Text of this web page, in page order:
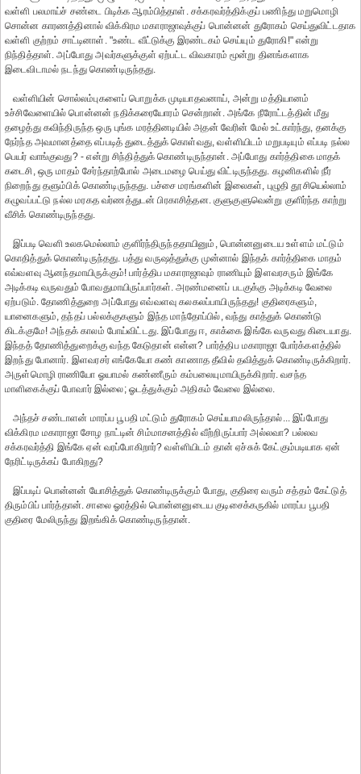
வள்ளி பலமாய்ச் சண்டை பிடிக்க ஆரம்பித்தாள். சக்கரவர்த்திக்குப் பணிந்து மறுமொழி
சொன்ன காரணத்தினால் விக்கிரம மகாராஜாவுக்குப் பொன்னன் துரோகம் செய்துவிட்டதாக
வள்ளி குற்றம் சாட்டினாள். "உண்ட வீட்டுக்கு இரண்டகம் செய்யும் துரோகி!" என்று
நிந்தித்தாள். அப்போது அவர்களுக்குள் ஏற்பட்ட விவகாரம் மூன்று தினங்களாக
இடைவிடாமல் நடந்து கொண்டிருந்தது.
வள்ளியின் சொல்லம்புகளைப் பொறுக்க முடியாதவனாய், அன்று மத்தியானம்
உச்சிவேளையில் பொன்னன் நதிக்கரையோரம் சென்றான். அங்கே நீரோட்டத்தின் மீது
தழைத்து கவிந்திருந்த ஒரு புங்க மரத்தினடியில் அதன் வேரின் மேல் உட்கார்ந்து, தனக்கு
நேர்ந்த அவமானத்தை எப்படித் துடைத்துக் கொள்வது, வள்ளியிடம் மறுபடியும் எப்படி நல்ல
பெயர் வாங்குவது? - என்று சிந்தித்துக் கொண்டிருந்தான். அப்போது கார்த்திகை மாதக்
கடைசி, ஒரு மாதம் சேர்ந்தாற்போல் அடைமழை பெய்து விட்டிருந்தது. கழனிகளில் நீர்
நிறைந்து தளும்பிக் கொண்டிருந்தது. பச்சை மரங்களின் இலைகள், புழுதி தூசியெல்லாம்
கழுவப்பட்டு நல்ல மரகத வர்ணத்துடன் பிரகாசித்தன. குளுகுளுவென்று குளிர்ந்த காற்று
வீசிக் கொண்டிருந்தது.
இப்படி வெளி உலகமெல்லாம் குளிர்ந்திருந்ததாயினும், பொன்னனுடைய உள்ளம் மட்டும்
கொதித்துக் கொண்டிருந்தது. பத்து வருஷத்துக்கு முன்னால் இந்தக் கார்த்திகை மாதம்
எவ்வளவு ஆனந்தமாயிருக்கும்! பார்த்திப மகாராஜாவும் ராணியும் இளவரசரும் இங்கே
அடிக்கடி வருவதும் போவதுமாயிருப்பார்கள். அரண்மனைப் படகுக்கு அடிக்கடி வேலை
ஏற்படும். தோணித்துறை அப்போது எவ்வளவு கலகலப்பாயிருந்தது! குதிரைகளும்,
யானைகளும், தந்தப் பல்லக்குகளும் இந்த மாந்தோப்பில், வந்து காத்துக் கொண்டு
கிடக்குமே! அந்தக் காலம் போய்விட்டது. இப்போது ஈ, காக்கை இங்கே வருவது கிடையாது.
இந்தத் தோணித்துறைக்கு வந்த கேடுதான் என்ன? பார்த்திப மகாராஜா போர்க்களத்தில்
இறந்து போனார். இளவரசர் எங்கேயோ கண் காணாத தீவில் தவித்துக் கொண்டிருக்கிறார்.
அருள்மொழி ராணியோ ஓயாமல் கண்ணீரும் கம்பலையுமாயிருக்கிறார். வசந்த
மாளிகைக்குப் போவார் இல்லை; ஓடத்துக்கும் அதிகம் வேலை இல்லை.
அந்தச் சண்டாளன் மாரப்ப பூபதி மட்டும் துரோகம் செய்யாமலிருந்தால்... இப்போது
விக்கிரம மகாராஜா சோழ நாட்டின் சிம்மாசனத்தில் வீற்றிருப்பார் அல்லவா? பல்லவ
சக்கரவர்த்தி இங்கே ஏன் வரப்போகிறார்? வள்ளியிடம் தான் ஏச்சுக் கேட்கும்படியாக ஏன்
நேரிட்டிருக்கப் போகிறது?
இப்படிப் பொன்னன் யோசித்துக் கொண்டிருக்கும் போது, குதிரை வரும் சத்தம் கேட்டுத்
திரும்பிப் பார்த்தான். சாலை ஓரத்தில் பொன்னனுடைய குடிசைக்கருகில் மாரப்ப பூபதி
குதிரை மேலிருந்து இறங்கிக் கொண்டிருந்தான்.